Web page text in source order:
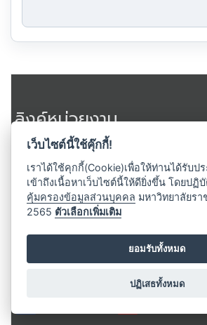
ลิงค์หน่วยงาน
หน้าแรก
ตราสัญลักษณ์มหาวิทยาลัย
เว็บลิงค์
เครือข่ายมหาวิทยาลัยราชภัฏ
รับข่าวสารจากมหาวิทยาลัย
เว็บไซต์นี้ใช้คุ๊กกี้!
เราได้ใช้คุกกี้(Cookie)เพื่อให้ท่านได้รับ
เข้าถึงเนื้อหาเว็บไซต์นี้ให้ดียิ่งขึ้น โดยปฏิ
คุ้มครองข้อมูลส่วนบุคคล มหาวิทยาลัยรา
2565 ตัวเลือกเพิ่มเติม
ยอมรับทั้งหมด
ปฏิเสธทั้งหมด